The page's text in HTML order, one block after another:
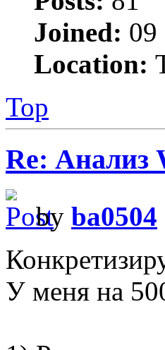
Joined: 09
Location:
Top
Re: Анализ
by ba0504
У меня на